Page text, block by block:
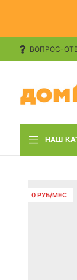
ВОПРОС-
НАШ
0 РУБ/МЕС